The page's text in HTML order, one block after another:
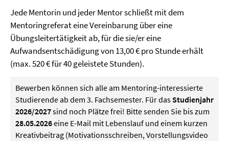
Jede Mentorin und jeder Mentor schließt mit dem
Mentoringreferat eine Vereinbarung über eine
Übungsleitertätigkeit ab, für die sie/er eine
Aufwandsentschädigung von 13,00 € pro Stunde erhält
(max. 520 € für 40 geleistete Stunden).
Bewerben können sich alle am Mentoring-interessierte
Studierende ab dem 3. Fachsemester. Für dasStudienjahr
2026/2027sind noch Plätze frei! Bitte senden Sie bis zum
28.05.2026eine E-Mail mit Lebenslauf und einem kurzen
Kreativbeitrag (Motivationsschreiben, Vorstellungsvideo